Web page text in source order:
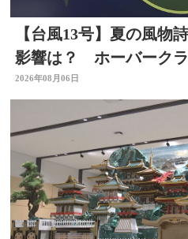
【台風13号】夏の風物
影響は？ ホーバーク
2026年08月06日